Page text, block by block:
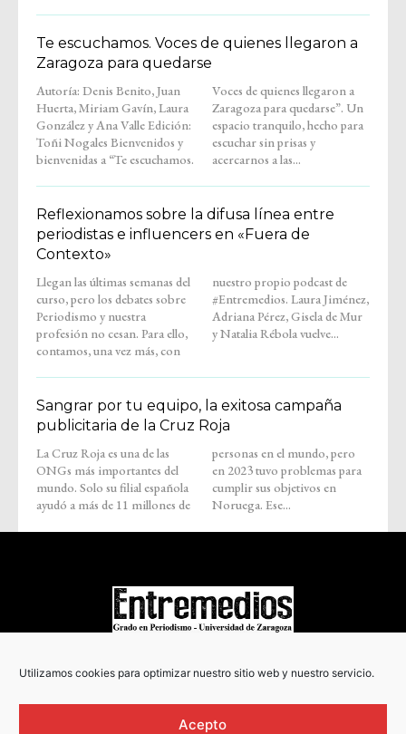
Utilizamos cookies para optimizar nuestro sitio web y nuestro servicio.
Acepto
Te escuchamos. Voces de quienes llegaron a
Zaragoza para quedarse
Autoría: Denis Benito, Juan
Huerta, Miriam Gavín, Laura
González y Ana Valle Edición:
Toñi Nogales Bienvenidos y
bienvenidas a “Te escuchamos.
Voces de quienes llegaron a
Zaragoza para quedarse”. Un
espacio tranquilo, hecho para
escuchar sin prisas y
acercarnos a las...
Reflexionamos sobre la difusa línea entre
periodistas e influencers en «Fuera de
Contexto»
Llegan las últimas semanas del
curso, pero los debates sobre
Periodismo y nuestra
profesión no cesan. Para ello,
contamos, una vez más, con
nuestro propio podcast de
#Entremedios. Laura Jiménez,
Adriana Pérez, Gisela de Mur
y Natalia Rébola vuelve...
Sangrar por tu equipo, la exitosa campaña
publicitaria de la Cruz Roja
La Cruz Roja es una de las
ONGs más importantes del
mundo. Solo su filial española
ayudó a más de 11 millones de
personas en el mundo, pero
en 2023 tuvo problemas para
cumplir sus objetivos en
Noruega. Ese...